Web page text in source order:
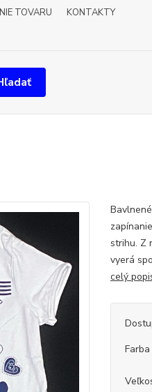
TOVARU
KONTAKTY
strihu. Z
vyerá
celý
Farba